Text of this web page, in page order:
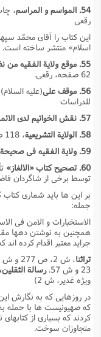
54. المواسم و المراسم
رقعى
این کتاب را آقاى محمّد
اسلام» منتشر ساخته است.
55. موقع ولایة الفقیه من نظریة الحکم فى الاسلام
62 صفحه، رقعى.
56. موقف على
(علیه السلام)
للدراسات
57. نقش الخواتیم لدى الائمة
58. الولایة التشریعیة
، 118 صفحه چاپ بیروت.
59. ولایة الفقیه فى صحیحة عمر بن حنظلة
60. تصحیح کتاب «الالغاز»
توسط برخى از شاگردان
بر این ها باید شمارى
جمله:
الاستخبارات و الامن فى
همچنین به نوشتن دهها
جراید معتبر اقدام کرده
تراثنا، ش 2، ص 277 و ش 21 ص 121 و ش 30 و 31.
23 و ش 57.
رسالة
ویژه غدیر، ش 2)
در روزهایى که به نگارش
که صهیونیست ها با حمله
کردند که بسیارى از
متجاوزان سوخت.